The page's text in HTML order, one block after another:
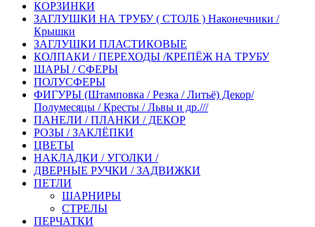
КОРЗИНКИ
ЗАГЛУШКИ НА ТРУБУ ( СТОЛБ ) Наконечники /
Крышки
ЗАГЛУШКИ ПЛАСТИКОВЫЕ
КОЛПАКИ / ПЕРЕХОДЫ /КРЕПЁЖ НА ТРУБУ
ШАРЫ / СФЕРЫ
ПОЛУСФЕРЫ
ФИГУРЫ (Штамповка / Резка / Литьё) Декор/
Полумесяцы / Кресты / Львы и др.///
ПАНЕЛИ / ПЛАНКИ / ДЕКОР
РОЗЫ / ЗАКЛЁПКИ
ЦВЕТЫ
НАКЛАДКИ / УГОЛКИ /
ДВЕРНЫЕ РУЧКИ / ЗАДВИЖКИ
ПЕТЛИ
ШАРНИРЫ
СТРЕЛЫ
ПЕРЧАТКИ